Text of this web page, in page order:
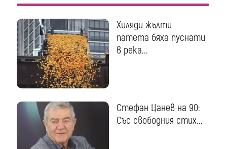
Хиляди жълти
патета бяха пуснати
в река...
Стефан Цанев на 90:
Със свободния стих...